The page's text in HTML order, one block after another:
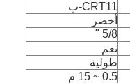
CRT11-ب
أخضر
5/8 "
نعم
طولية
0.5 ~ 15 م